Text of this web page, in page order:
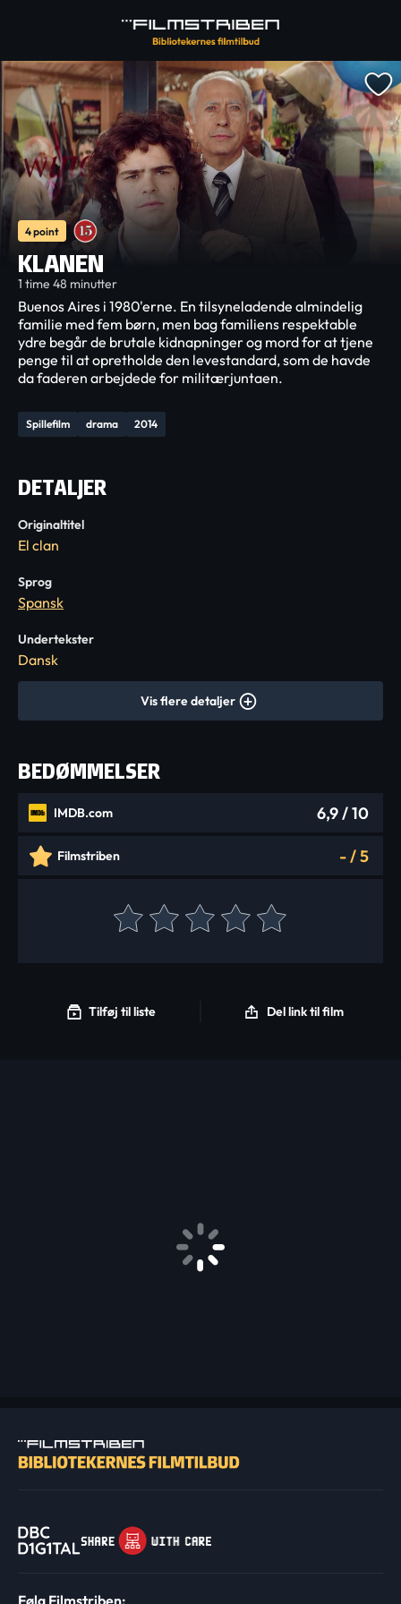
4 point
KLANEN
1 time 48 minutter
Spillefilm drama 2014
Buenos Aires i 1980'erne. En tilsyneladende almindelig
familie med fem børn, men bag familiens respektable
ydre begår de brutale kidnapninger og mord for at tjene
penge til at opretholde den levestandard, som de havde
da faderen arbejdede for militærjuntaen.
DETALJER
Originaltitel
El clan
Sprog
Spansk
Undertekster
Dansk
Vis flere detaljer
BEDØMMELSER
IMDB.com 6,9/ 10
Filmstriben -/5
Tilføj til liste Del link til film
Følg Filmstriben: